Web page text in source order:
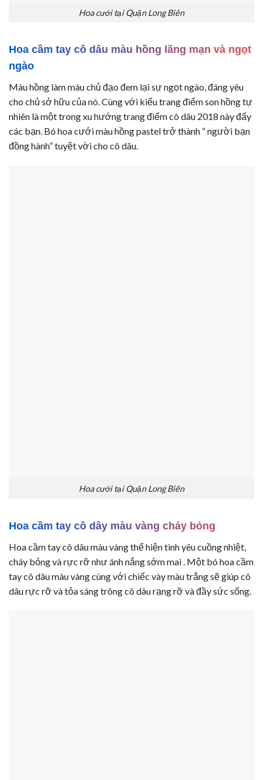
Hoa cưới tại Quận Long Biên
Hoa cầm tay cô dâu màu hồng lãng mạn và ngọt
ngào
Màu hồng làm màu chủ đạo đem lại sự ngọt ngào, đáng yêu
cho chủ sở hữu của nó. Cùng với kiểu trang điểm son hồng tự
nhiên là một trong xu hướng trang điểm cô dâu 2018 này đấy
các bạn. Bó hoa cưới màu hồng pastel trở thành “ người bạn
đồng hành” tuyệt vời cho cô dâu.
Hoa cưới tại Quận Long Biên
Hoa cầm tay cô dây màu vàng cháy bỏng
Hoa cầm tay cô dâu màu vàng thể hiện tình yêu cuồng nhiệt,
cháy bỏng và rực rỡ như ánh nắng sớm mai . Một bó hoa cầm
tay cô dâu màu vàng cùng với chiếc vày màu trắng sẽ giúp cô
dâu rực rỡ và tỏa sáng trông cô dâu rạng rỡ và đầy sức sống.